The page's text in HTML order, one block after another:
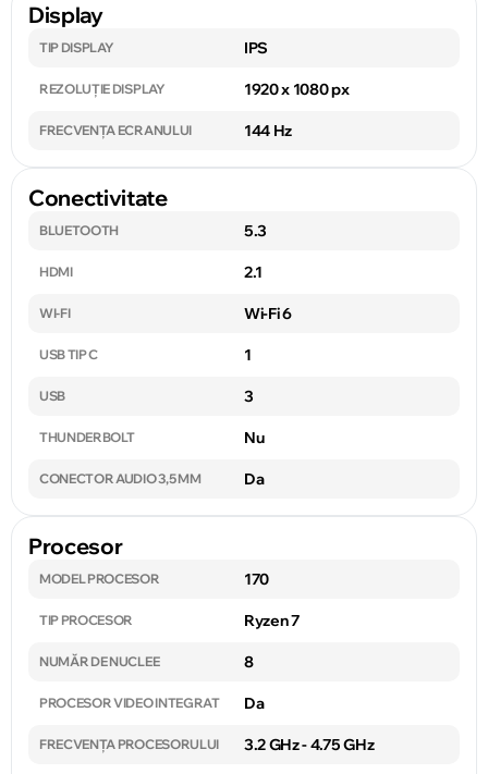
Display
TIP DISPLAY IPS
REZOLUȚIE DISPLAY 1920 x 1080 px
FRECVENȚA ECRANULUI 144 Hz
Conectivitate
BLUETOOTH 5.3
HDMI 2.1
WI-FI Wi-Fi 6
USB TIP C 1
USB 3
THUNDERBOLT Nu
CONECTOR AUDIO 3,5 MM Da
Procesor
MODEL PROCESOR 170
TIP PROCESOR Ryzen 7
NUMĂR DE NUCLEE 8
PROCESOR VIDEO INTEGRAT Da
FRECVENȚA PROCESORULUI 3.2 GHz - 4.75 GHz